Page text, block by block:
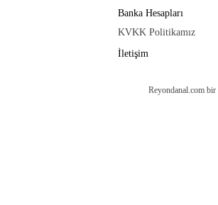
Banka Hesapları
KVKK Politikamız
İletişim
Reyondanal.com bir